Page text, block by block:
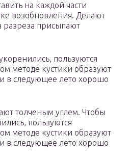
на каждой части
возобновления. Делают
разреза присыпают
пользуются
методе кустики образуют
в следующее лето хорошо
толченым углем. Чтобы
пользуются
методе кустики образуют
в следующее лето хорошо